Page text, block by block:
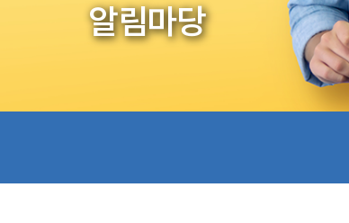
알림마당